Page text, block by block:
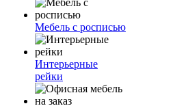
Мебель с росписью
Интерьерные
рейки